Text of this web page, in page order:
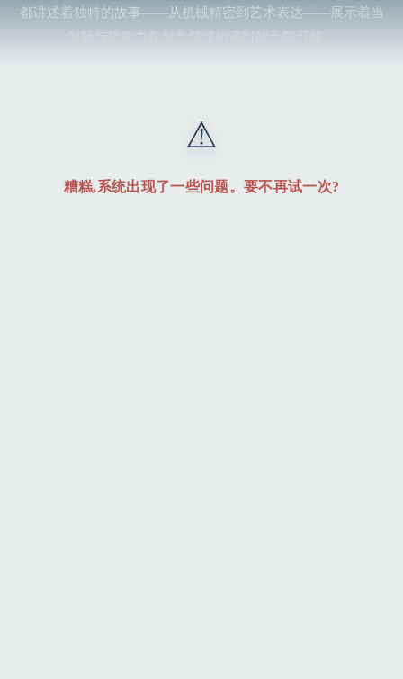
都讲述着独特的故事——从机械精密到艺术表达——展示着当
⚠
糟糕,系统出现了一些问题。要不再试一次?